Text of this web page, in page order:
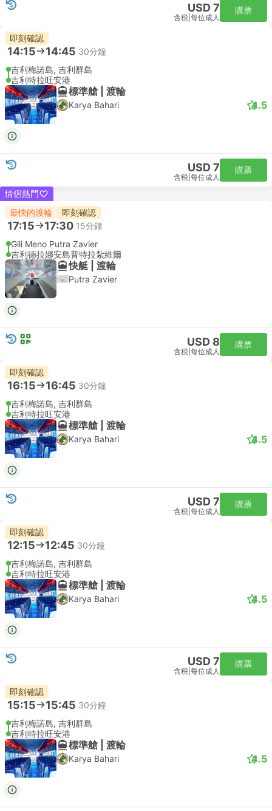
USD 7
含税 每位成人
購票
即刻確認
14:15 14:45 30分鐘
吉利梅諾島, 吉利群島
吉利特拉旺安港
標準艙 | 渡輪
Karya Bahari 4.5
USD 7
含税 每位成人
購票
情侶熱門
最快的渡輪
即刻確認
17:15 17:30 15分鐘
Gili Meno Putra Zavier
吉利德拉娜安島普特拉紮維爾
快艇 | 渡輪
Putra Zavier
USD 8
含税 每位成人
購票
即刻確認
16:15 16:45 30分鐘
吉利梅諾島, 吉利群島
吉利特拉旺安港
標準艙 | 渡輪
Karya Bahari 4.5
USD 7
含税 每位成人
購票
即刻確認
12:15 12:45 30分鐘
吉利梅諾島, 吉利群島
吉利特拉旺安港
標準艙 | 渡輪
Karya Bahari 4.5
USD 7
含税 每位成人
購票
即刻確認
15:15 15:45 30分鐘
吉利梅諾島, 吉利群島
吉利特拉旺安港
標準艙 | 渡輪
Karya Bahari 4.5